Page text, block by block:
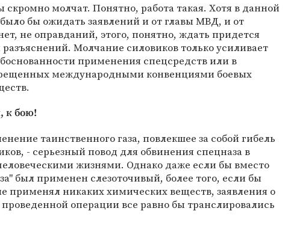
молчат. Понятно, работа такая. Хотя в данной
бы ожидать заявлений и от главы МВД, и от
не оправданий, этого, понятно, ждать придется
Молчание силовиков только усиливает
применения спецсредств или в
международными конвенциями боевых
к бою!
таинственного газа, повлекшее за собой гибель
- серьезный повод для обвинения спецназа в
жизнями. Однако даже если бы вместо
был применен слезоточивый, более того, если бы
применял никаких химических веществ, заявления о
операции все равно бы транслировались